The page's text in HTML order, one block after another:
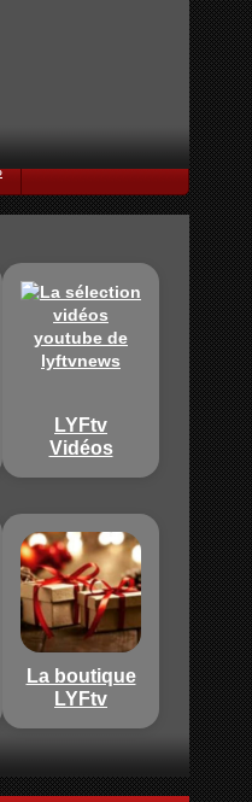
LYFtv
Vidéos
La boutique
LYFtv